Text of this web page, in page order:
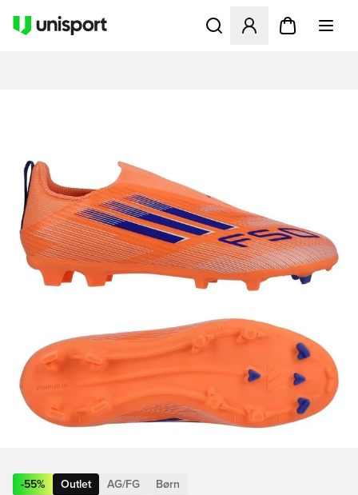
Åbner en Modal til at
-55% Outlet AG/FG Børn